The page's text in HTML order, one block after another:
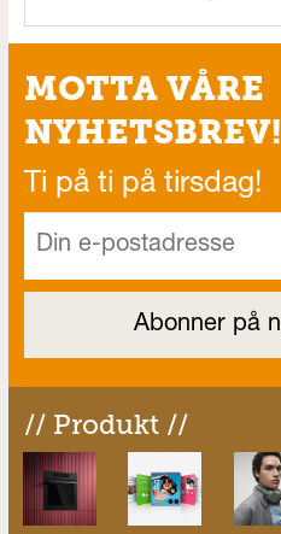
MOTTA VÅRE
NYHETSBREV!
Ti på ti på tirsdag!
// Produkt //